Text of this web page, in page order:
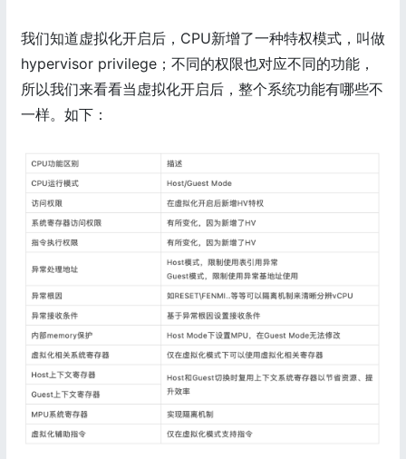
我们知道虚拟化开启后，CPU新增了一种特权模式，叫做
hypervisor privilege；不同的权限也对应不同的功能，
所以我们来看看当虚拟化开启后，整个系统功能有哪些不
一样。如下：